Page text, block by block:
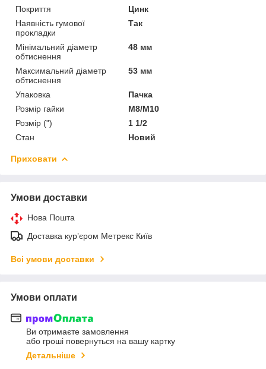
Покриття
Цинк
Наявність гумової
прокладки
Так
Мінімальний діаметр
обтиснення
48 мм
Максимальний діаметр
обтиснення
53 мм
Упаковка
Пачка
Розмір гайки
М8/М10
Розмір (")
1 1/2
Стан
Новий
Приховати
Умови доставки
Нова Пошта
Доставка курʼєром Метрекс Київ
Всі умови доставки
Умови оплати
Ви отримаєте замовлення
або гроші повернуться на вашу картку
Детальніше